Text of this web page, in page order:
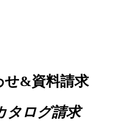
せ&資料請求
タログ請求